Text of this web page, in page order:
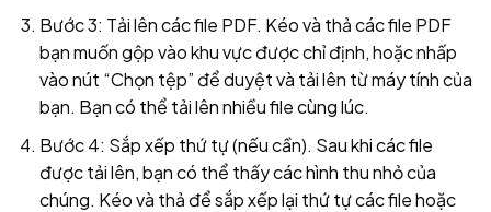
Bước 3: Tải lên các file PDF. Kéo và thả các file PDF
bạn muốn gộp vào khu vực được chỉ định, hoặc nhấp
vào nút “Chọn tệp” để duyệt và tải lên từ máy tính của
bạn. Bạn có thể tải lên nhiều file cùng lúc.
Bước 4: Sắp xếp thứ tự (nếu cần). Sau khi các file
được tải lên, bạn có thể thấy các hình thu nhỏ của
chúng. Kéo và thả để sắp xếp lại thứ tự các file hoặc